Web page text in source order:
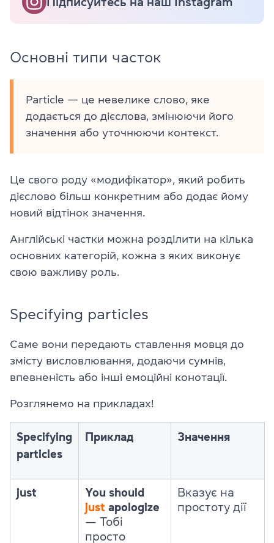
Основні типи часток
Particle — це невелике слово, яке
додається до дієслова, змінюючи його
значення або уточнюючи контекст.
Це свого роду «модифікатор», який робить
дієслово більш конкретним або додає йому
новий відтінок значення.
Англійські частки можна розділити на кілька
основних категорій, кожна з яких виконує
свою важливу роль.
Specifying particles
Саме вони передають ставлення мовця до
змісту висловлювання, додаючи сумнів,
впевненість або інші емоційні конотації.
Розглянемо на прикладах!
Specifying
particles
Приклад Значення
just
You should
just apologize
— Тобі
просто
Вказує на
простоту дії